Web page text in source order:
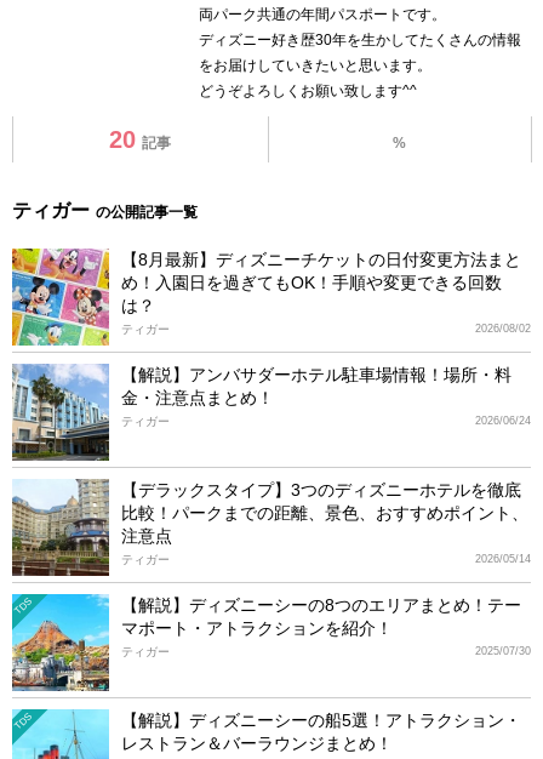
両パーク共通の年間パスポートです。
ディズニー好き歴30年を生かしてたくさんの情報
をお届けしていきたいと思います。
どうぞよろしくお願い致します^^
20 記事 %
ティガー の公開記事一覧
【8月最新】ディズニーチケットの日付変更方法まと
め！入園日を過ぎてもOK！手順や変更できる回数
は？
2026/08/02
ティガー
【解説】アンバサダーホテル駐車場情報！場所・料
金・注意点まとめ！
2026/06/24
ティガー
【デラックスタイプ】3つのディズニーホテルを徹底
比較！パークまでの距離、景色、おすすめポイント、
注意点
2026/05/14
ティガー
TDS
【解説】ディズニーシーの8つのエリアまとめ！テー
マポート・アトラクションを紹介！
2025/07/30
ティガー
TDS
【解説】ディズニーシーの船5選！アトラクション・
レストラン＆バーラウンジまとめ！